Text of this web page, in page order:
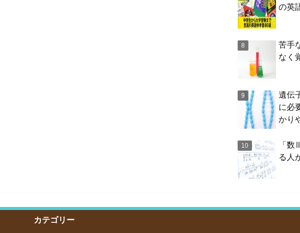
の英
苦手
なく
遺伝
に必
かり
「
る人
カテゴリー